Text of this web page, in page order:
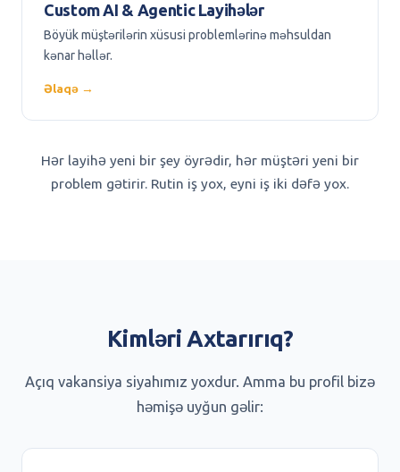
Custom AI & Agentic Layihələr
Böyük müştərilərin xüsusi problemlərinə məhsuldan
kənar həllər.
Əlaqə →
Hər layihə yeni bir şey öyrədir, hər müştəri yeni bir
problem gətirir. Rutin iş yox, eyni iş iki dəfə yox.
Kimləri Axtarırıq?
Açıq vakansiya siyahımız yoxdur. Amma bu profil bizə
həmişə uyğun gəlir: